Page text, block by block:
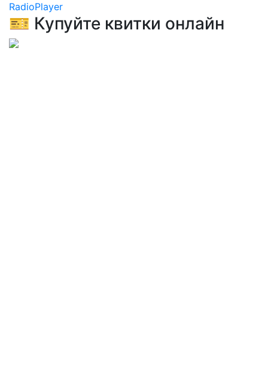
RadioPlayer
🎫 Купуйте квитки онлайн